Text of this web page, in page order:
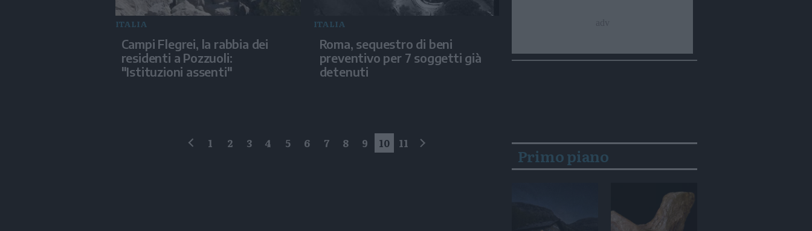
ITALIA
Campi Flegrei, la rabbia dei
residenti a Pozzuoli:
"Istituzioni assenti"
ITALIA
Roma, sequestro di beni
preventivo per 7 soggetti già
detenuti
1 2 3 4 5 6 7 8 9 10 11
Primo piano